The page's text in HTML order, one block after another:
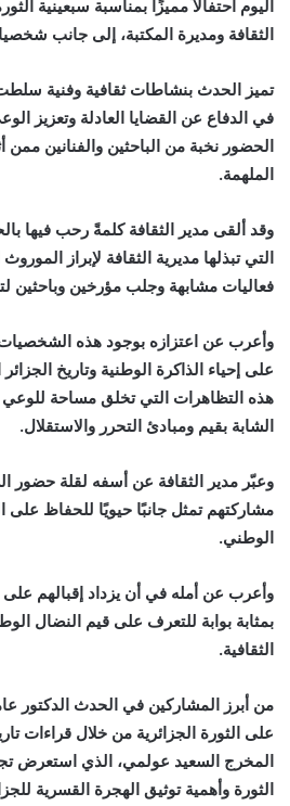
اليوم احتفالاً مميزًا بمناسبة سبعينية
الثقافة ومديرة المكتبة، إلى جانب
تميز الحدث بنشاطات ثقافية وفنية
في الدفاع عن القضايا العادلة وتعزيز
الحضور نخبة من الباحثين والفنانين ممن
الملهمة.
وقد ألقى مدير الثقافة كلمةً رحب فيها
التي تبذلها مديرية الثقافة لإبراز
فعاليات مشابهة وجلب مؤرخين وباحثين
وأعرب عن اعتزازه بوجود هذه الشخصيات
على إحياء الذاكرة الوطنية وتاريخ
هذه التظاهرات التي تخلق مساحة للوعي
الشابة بقيم ومبادئ التحرر والاستقلال.
وعبّر مدير الثقافة عن أسفه لقلة حضور
مشاركتهم تمثل جانبًا حيويًا للحفاظ على
الوطني.
وأعرب عن أمله في أن يزداد إقبالهم على
بمثابة بوابة للتعرف على قيم النضال
الثقافية.
من أبرز المشاركين في الحدث الدكتور
على الثورة الجزائرية من خلال قراءات
المخرج السعيد عولمي، الذي استعرض
الثورة وأهمية توثيق الهجرة القسرية